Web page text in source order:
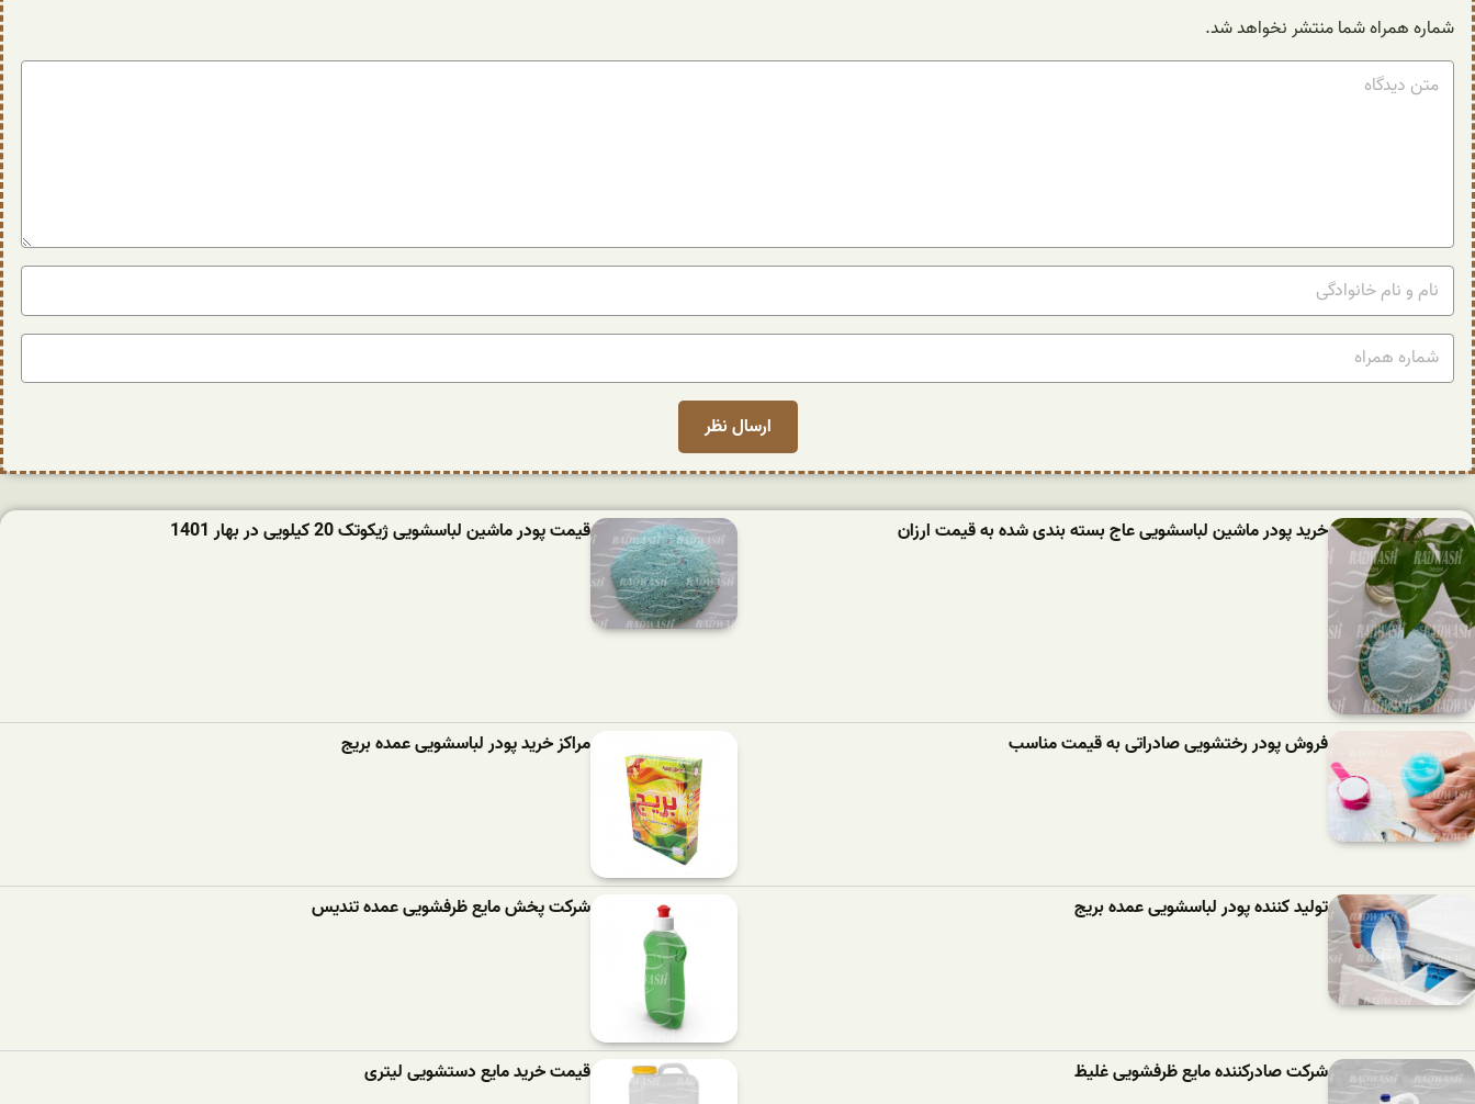
شماره همراه شما منتشر نخواهد شد.
خرید پودر ماشین لباسشویی عاج بسته بندی شده به قیمت ارزان قیمت پودر ماشین لباسشویی ژیکوتک 20 کیلویی در بهار 1401
فروش پودر رختشویی صادراتی به قیمت مناسب مراکز خرید پودر لباسشویی عمده بریج
تولید کننده پودر لباسشویی عمده بریج شرکت پخش مایع ظرفشویی عمده تندیس
شرکت صادرکننده مایع ظرفشویی غلیظ قیمت خرید مایع دستشویی لیتری